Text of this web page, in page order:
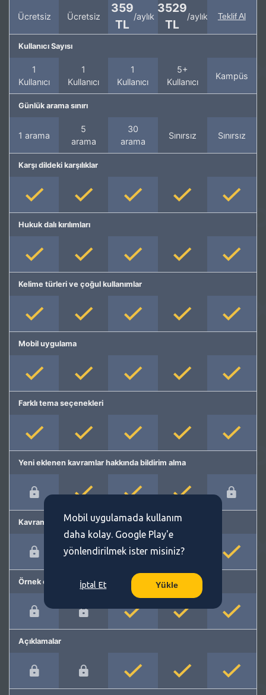
Ücretsiz Ücretsiz
359
TL
/aylık
3529
TL
/aylık Teklif Al
Kullanıcı Sayısı
1
Kullanıcı
1
Kullanıcı
1
Kullanıcı
5+
Kullanıcı
Kampüs
Günlük arama sınırı
1 arama
5
arama
30
arama
Sınırsız Sınırsız
Karşı dildeki karşılıklar
Hukuk dalı kırılımları
Kelime türleri ve çoğul kullanımlar
Mobil uygulama
Farklı tema seçenekleri
Yeni eklenen kavramlar hakkında bildirim alma
Kavram önerme
Örnek cümleler
Açıklamalar
Mobil uygulamada kullanım
daha kolay. Google Play'e
yönlendirilmek ister misiniz?
İptal Et Yükle